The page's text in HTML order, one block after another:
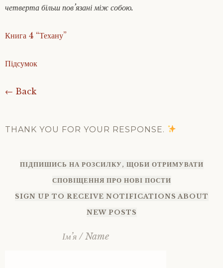
четверта більш пов’язані між собою.
Книга 4 “Техану”
Підсумок
← Back
THANK YOU FOR YOUR RESPONSE.
ПІДПИШИСЬ НА РОЗСИЛКУ, ЩОБИ ОТРИМУВАТИ
СПОВІЩЕННЯ ПРО НОВІ ПОСТИ
SIGN UP TO RECEIVE NOTIFICATIONS ABOUT
NEW POSTS
Ім’я / Name